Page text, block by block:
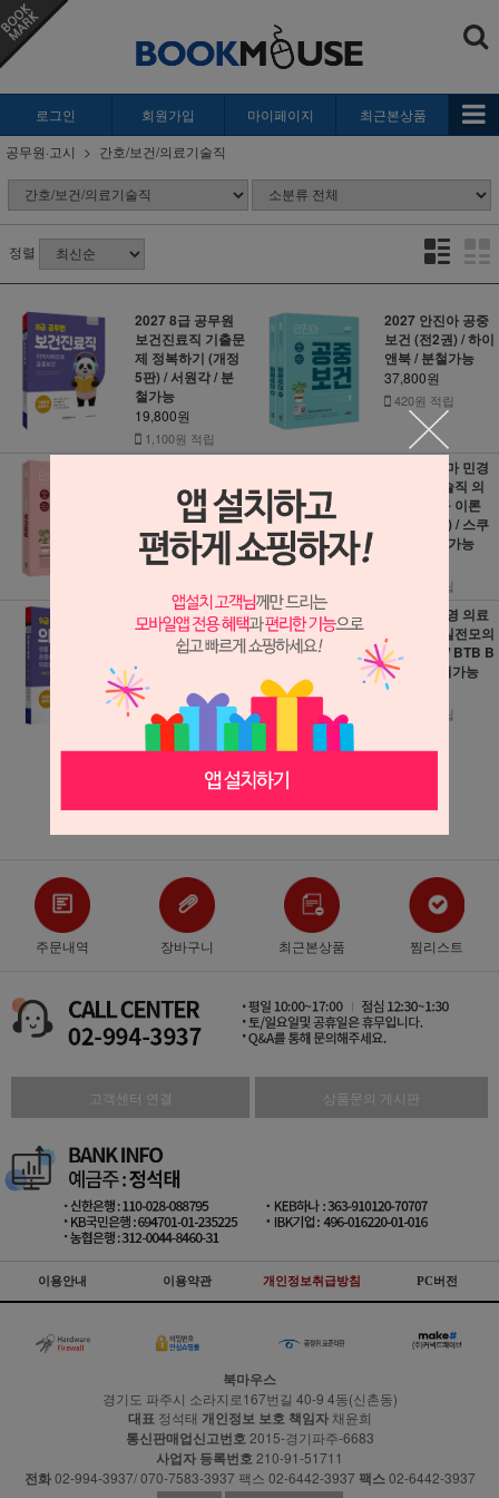
로그인 회원가입 마이페이지
최근본상품
공무원·고시
간호/보건/의료기술직
정렬
2027 8급 공무원
보건진료직 기출문
제 정복하기 (개정
5판) / 서원각 / 분
철가능
19,800원
1,100원 적립
2027 안진아 공중
보건 (전2권) / 하이
앤북 / 분철가능
37,800원
420원 적립
행정 / 하이앤북 /
분철가능
34,200원
380원 적립
2027 빅마마 민경
애 의료기술직 의
료관계법규 이론
+문제 (4판) / 스쿠
리지 / 분철가능
200원 적립
2027 9급 공무원
의료기술직 기출문
제 정복하기 (개정
5판) / 서원각 / 분
철가능
19,800원
1,100원 적립
2026 김희영 의료
관계법규 실전모의
고사 20회 / BTB B
ooks / 분철가능
15,300원
170원 적립
주문내역 장바구니 최근본상품 찜리스트
고객센터 연결 상품문의 게시판
이용안내 이용약관 개인정보취급방침 PC버전
북마우스
경기도 파주시 소라지로167번길 40-9 4동(신촌동)
대표 정석태 개인정보 보호 책임자채윤희
통신판매업신고번호 2015-경기파주-6683
사업자 등록번호210-91-51711
전화02-994-3937/ 070-7583-3937 팩스 02-6442-3937 팩스02-6442-3937